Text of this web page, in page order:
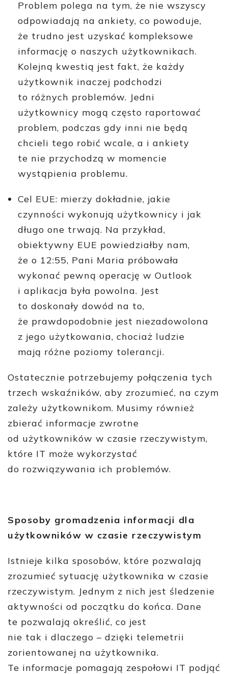
Problem polega na tym, że nie wszyscy
odpowiadają na ankiety, co powoduje,
że trudno jest uzyskać kompleksowe
informację o naszych użytkownikach.
Kolejną kwestią jest fakt, że każdy
użytkownik inaczej podchodzi
to różnych problemów. Jedni
użytkownicy mogą często raportować
problem, podczas gdy inni nie będą
chcieli tego robić wcale, a i ankiety
te nie przychodzą w momencie
wystąpienia problemu.
Cel EUE: mierzy dokładnie, jakie
czynności wykonują użytkownicy i jak
długo one trwają. Na przykład,
obiektywny EUE powiedziałby nam,
że o 12:55, Pani Maria próbowała
wykonać pewną operację w Outlook
i aplikacja była powolna. Jest
to doskonały dowód na to,
że prawdopodobnie jest niezadowolona
z jego użytkowania, chociaż ludzie
mają różne poziomy tolerancji.
Ostatecznie potrzebujemy połączenia tych
trzech wskaźników, aby zrozumieć, na czym
zależy użytkownikom. Musimy również
zbierać informacje zwrotne
od użytkowników w czasie rzeczywistym,
które IT może wykorzystać
do rozwiązywania ich problemów.
Sposoby gromadzenia informacji dla
użytkowników w czasie rzeczywistym
Istnieje kilka sposobów, które pozwalają
zrozumieć sytuację użytkownika w czasie
rzeczywistym. Jednym z nich jest śledzenie
aktywności od początku do końca. Dane
te pozwalają określić, co jest
nie tak i dlaczego – dzięki telemetrii
zorientowanej na użytkownika.
Te informacje pomagają zespołowi IT podjąć